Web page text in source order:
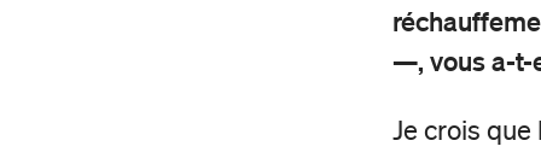
—, vous a-t-
Je crois que